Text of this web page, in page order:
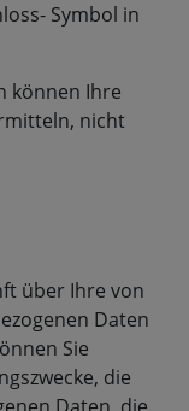
Symbol in
können Ihre
nicht
über Ihre von
Daten
Sie
die